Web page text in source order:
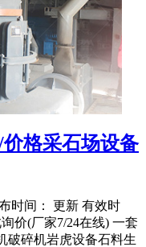
格采石场设备
时间： 更新 有效时
价(厂家7/24在线) 一套
破碎机岩虎设备石料生